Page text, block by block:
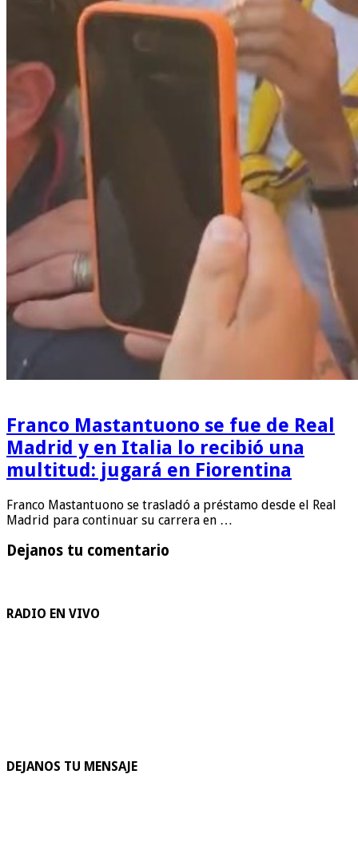
Franco Mastantuono se fue de Real
Madrid y en Italia lo recibió una
multitud: jugará en Fiorentina
Franco Mastantuono se trasladó a préstamo desde el Real
Madrid para continuar su carrera en …
Dejanos tu comentario
RADIO EN VIVO
DEJANOS TU MENSAJE